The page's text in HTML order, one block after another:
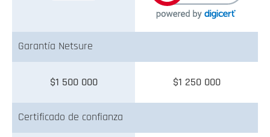
Garantía Netsure
$1 500 000 $1 250 000
Certificado de confianza